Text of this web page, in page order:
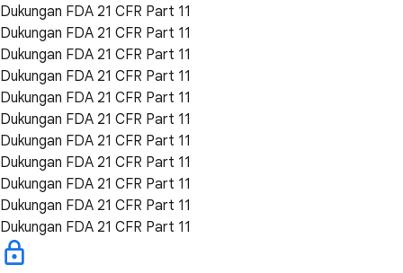
Dukungan FDA 21 CFR Part 11
Dukungan FDA 21 CFR Part 11
Dukungan FDA 21 CFR Part 11
Dukungan FDA 21 CFR Part 11
Dukungan FDA 21 CFR Part 11
Dukungan FDA 21 CFR Part 11
Dukungan FDA 21 CFR Part 11
Dukungan FDA 21 CFR Part 11
Dukungan FDA 21 CFR Part 11
Dukungan FDA 21 CFR Part 11
Dukungan FDA 21 CFR Part 11